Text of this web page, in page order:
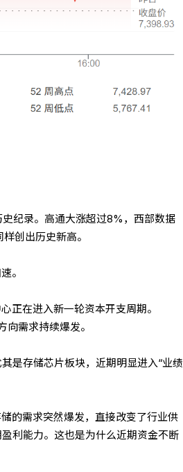
纪录。高通大涨超过8%，西部数据
创出历史新高。
。
正在进入新一轮资本开支周期。
需求持续爆发。
是存储芯片板块，近期明显进入“业绩
的需求突然爆发，直接改变了行业供
利能力。这也是为什么近期资金不断